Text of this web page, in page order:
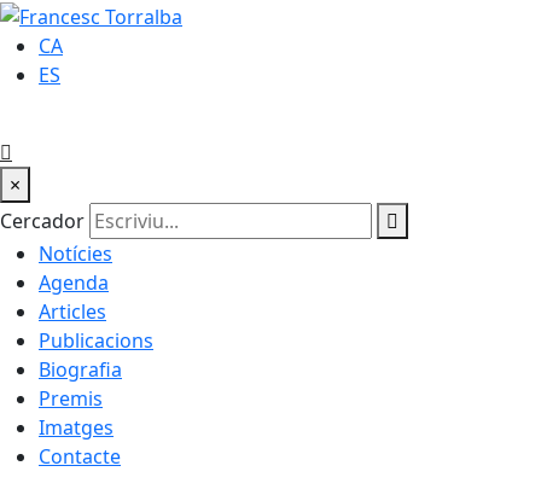
CA
ES
×
Cercador
Notícies
Agenda
Articles
Publicacions
Biografia
Premis
Imatges
Contacte